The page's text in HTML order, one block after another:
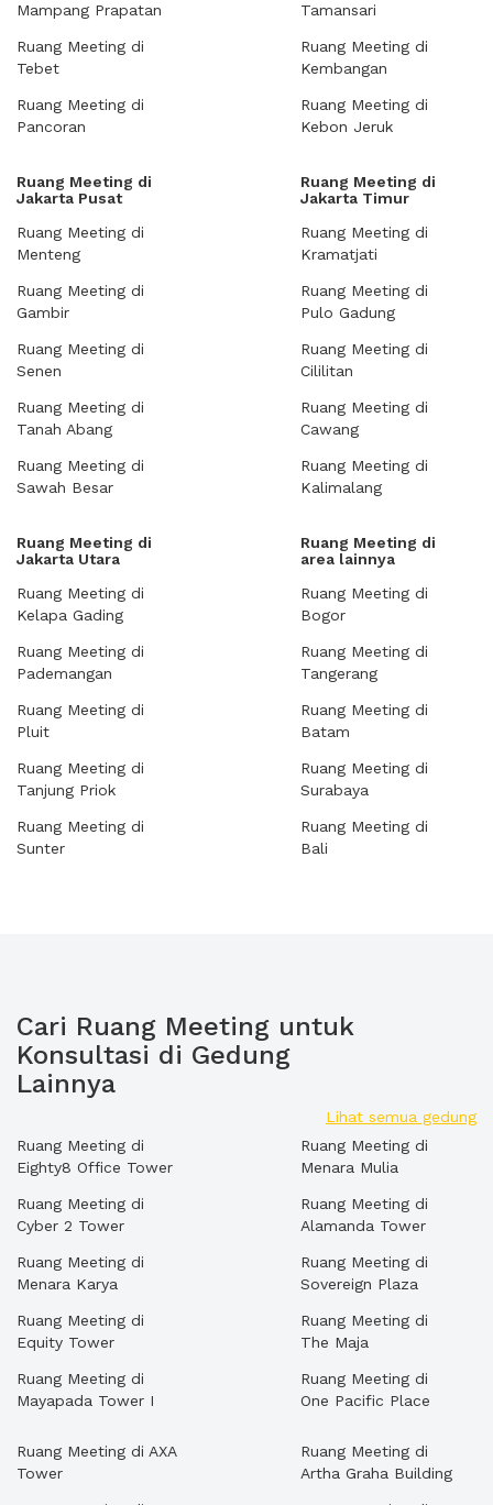
Mampang Prapatan
Ruang Meeting di
Tebet
Ruang Meeting di
Pancoran
Tamansari
Ruang Meeting di
Kembangan
Ruang Meeting di
Kebon Jeruk
Ruang Meeting di
Jakarta Pusat
Ruang Meeting di
Menteng
Ruang Meeting di
Gambir
Ruang Meeting di
Senen
Ruang Meeting di
Tanah Abang
Ruang Meeting di
Sawah Besar
Ruang Meeting di
Jakarta Timur
Ruang Meeting di
Kramatjati
Ruang Meeting di
Pulo Gadung
Ruang Meeting di
Cililitan
Ruang Meeting di
Cawang
Ruang Meeting di
Kalimalang
Ruang Meeting di
Jakarta Utara
Ruang Meeting di
Kelapa Gading
Ruang Meeting di
Pademangan
Ruang Meeting di
Pluit
Ruang Meeting di
Tanjung Priok
Ruang Meeting di
Sunter
Ruang Meeting di
area lainnya
Ruang Meeting di
Bogor
Ruang Meeting di
Tangerang
Ruang Meeting di
Batam
Ruang Meeting di
Surabaya
Ruang Meeting di
Bali
Cari Ruang Meeting untuk
Konsultasi di Gedung
Lainnya
Lihat semua gedung
Ruang Meeting di
Eighty8 Office Tower
Ruang Meeting di
Cyber 2 Tower
Ruang Meeting di
Menara Karya
Ruang Meeting di
Equity Tower
Ruang Meeting di
Mayapada Tower I
Ruang Meeting di
Menara Mulia
Ruang Meeting di
Alamanda Tower
Ruang Meeting di
Sovereign Plaza
Ruang Meeting di
The Maja
Ruang Meeting di
One Pacific Place
Ruang Meeting di AXA
Tower
Ruang Meeting di
Artha Graha Building